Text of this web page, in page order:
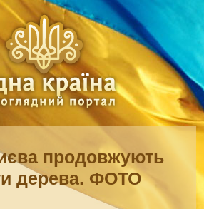
продовжують
дерева. ФОТО